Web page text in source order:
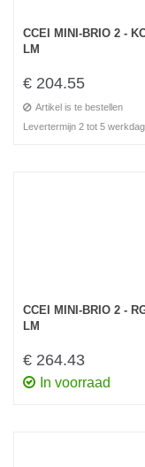
CCEI MINI-BRIO 2 -
LM
€ 204.55
Artikel is te bestellen
Levertermijn 2 tot 5
CCEI MINI-BRIO 2 -
LM
€ 264.43
In voorraad